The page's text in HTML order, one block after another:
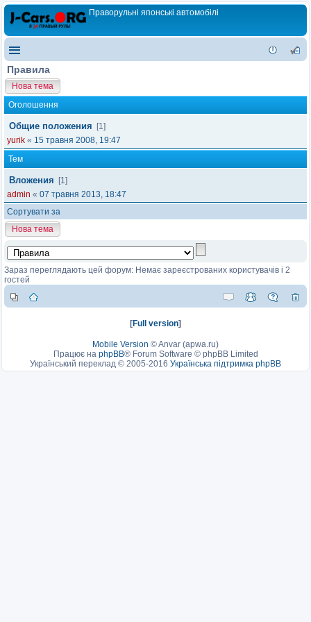
Праворульні японські автомобілі
Правила
Нова тема
Оголошення
Общие положения
[1]
yurik « 15 травня 2008, 19:47
Тем
Вложения
[1]
admin « 07 травня 2013, 18:47
Сортувати за
Нова тема
Зараз переглядають цей форум: Немає зареєстрованих користувачів і 2
гостей
[Full version]
Mobile Version ©Anvar (apwa.ru)
Працює на phpBB® Forum Software © phpBB Limited
Український переклад © 2005-2016 Українська підтримка phpBB